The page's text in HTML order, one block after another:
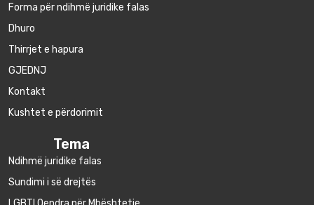
Forma për ndihmë juridike falas
Dhuro
Thirrjet e hapura
GJEDNJ
Kontakt
Kushtet e përdorimit
Tema
Ndihmë juridike falas
Sundimi i së drejtës